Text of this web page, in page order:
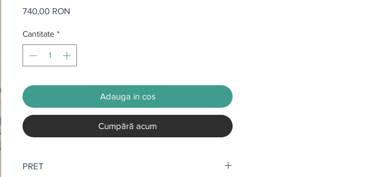
740,00 RON
Cantitate *
Adauga in cos
Cumpără acum
PRET